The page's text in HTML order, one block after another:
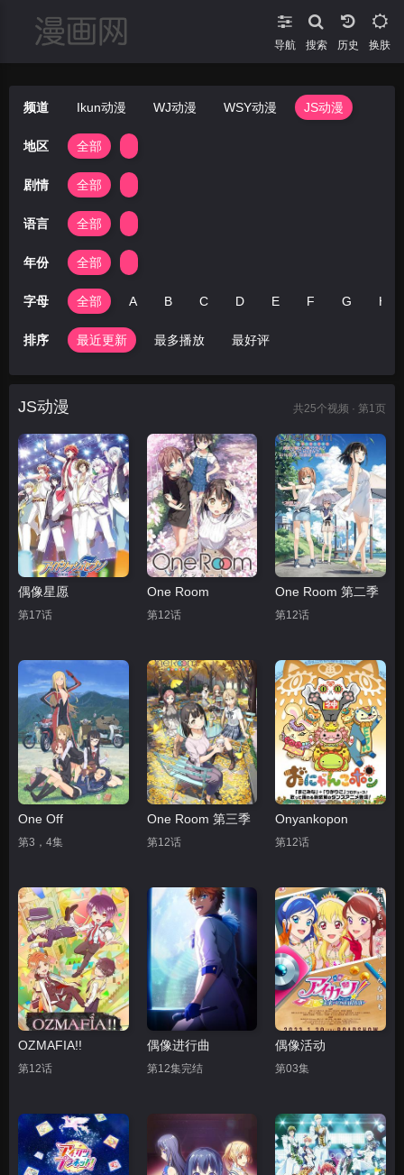
导航 搜索 换肤
频道 Ikun动漫 WJ动漫 WSY动漫 JS动漫
地区 全部
剧情 全部
语言 全部
年份 全部
字母 全部 A B C D E F G H
排序 最近更新 最多播放 最好评
JS动漫 共25个视频 · 第1页
偶像星愿
第17话
One Room
第12话
One Room 第二季
第12话
One Off
第3，4集
One Room 第三季
第12话
Onyankopon
第12话
OZMAFIA!!
第12话
偶像进行曲
第12集完结
偶像活动
第03集